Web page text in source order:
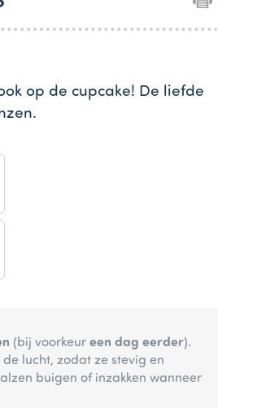
op de cupcake! De liefde
(bij voorkeur een dag eerder).
lucht, zodat ze stevig en
buigen of inzakken wanneer